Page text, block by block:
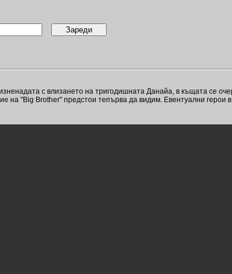
с влизането на тригодишната Данайа, в къщата се
на "Big Brother" предстои тепърва да видим. Евентуални